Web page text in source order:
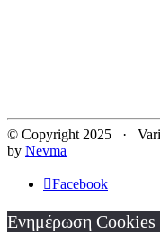
© Copyright 2025 ·
by Nevma
Facebook
Ενημέρωση Cookies